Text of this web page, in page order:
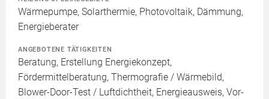
Wärmepumpe, Solarthermie, Photovoltaik, Dämmung,
Energieberater
ANGEBOTENE TÄTIGKEITEN
Beratung, Erstellung Energiekonzept,
Fördermittelberatung, Thermografie / Wärmebild,
Blower-Door-Test / Luftdichtheit, Energieausweis, Vor-